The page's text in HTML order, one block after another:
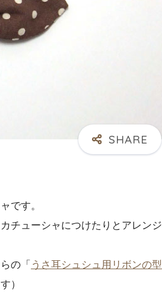
です。
チューシャにつけたりとアレンジ
の「 うさ耳シュシュ用リボンの型
）